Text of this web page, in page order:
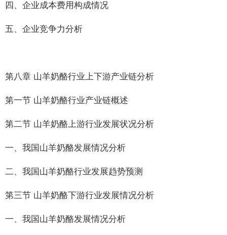
四、企业成本费用构成情况
五、企业竞争力分析
第八章 山羊奶酪行业上下游产业链分析
第一节 山羊奶酪行业产业链概述
第二节 山羊奶酪上游行业发展状况分析
一、我国山羊奶酪发展情况分析
二、我国山羊奶酪行业发展趋势预测
第三节 山羊奶酪下游行业发展情况分析
一、我国山羊奶酪发展情况分析